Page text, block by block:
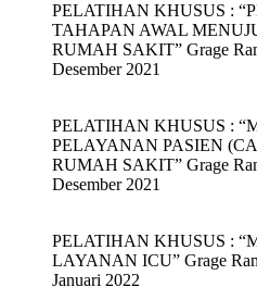
PELATIHAN KHUSUS :
TAHAPAN AWAL
RUMAH SAKIT” Grage
Desember 2021
PELATIHAN KHUSUS :
PELAYANAN PASIEN
RUMAH SAKIT” Grage
Desember 2021
PELATIHAN KHUSUS :
LAYANAN ICU” Grage
Januari 2022